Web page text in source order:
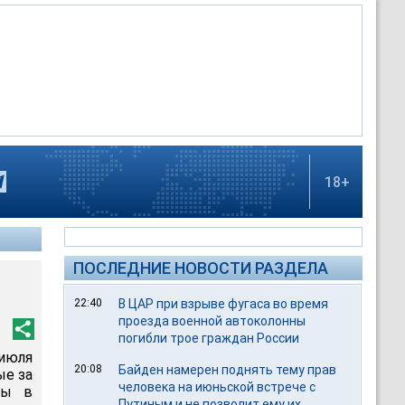
18+
за
в
ПОСЛЕДНИЕ НОВОСТИ РАЗДЕЛА
22:40
В ЦАР при взрыве фугаса во время
проезда военной автоколонны
погибли трое граждан России
20:08
Байден намерен поднять тему прав
человека на июньской встрече с